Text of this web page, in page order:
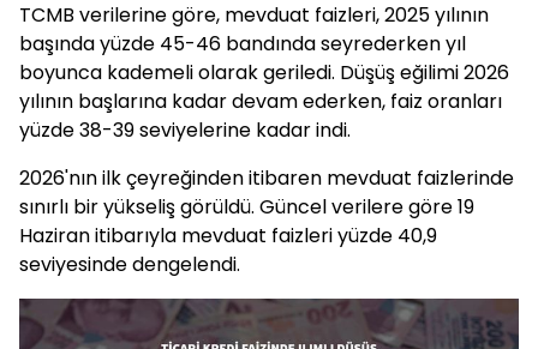
TCMB verilerine göre, mevduat faizleri, 2025 yılının
başında yüzde 45-46 bandında seyrederken yıl
boyunca kademeli olarak geriledi. Düşüş eğilimi 2026
yılının başlarına kadar devam ederken, faiz oranları
yüzde 38-39 seviyelerine kadar indi.
2026'nın ilk çeyreğinden itibaren mevduat faizlerinde
sınırlı bir yükseliş görüldü. Güncel verilere göre 19
Haziran itibarıyla mevduat faizleri yüzde 40,9
seviyesinde dengelendi.